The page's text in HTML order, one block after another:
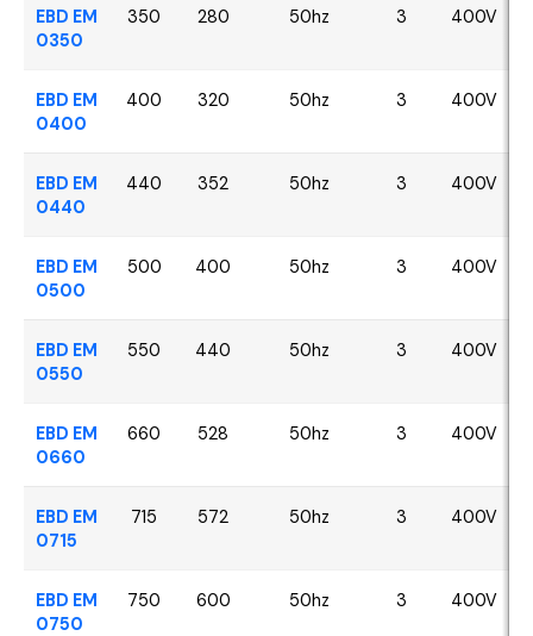
EBD EM
0350
350 280 50hz 3 400V
EBD EM
0400
400 320 50hz 3 400V
EBD EM
0440
440 352 50hz 3 400V
EBD EM
0500
500 400 50hz 3 400V
EBD EM
0550
550 440 50hz 3 400V
EBD EM
0660
660 528 50hz 3 400V
EBD EM
0715
715 572 50hz 3 400V
EBD EM
0750
750 600 50hz 3 400V